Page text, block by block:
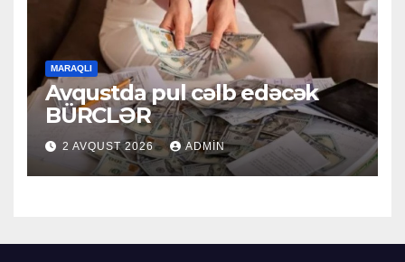
MARAQLI
Avqustda pul cəlb edəcək
BÜRCLƏR
2 AVQUST 2026 ADMIN